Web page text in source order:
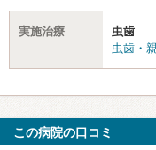
実施治療
虫歯
虫歯・
この病院の口コミ